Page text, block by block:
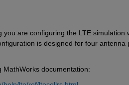
you are configuring the LTE
is designed for four
MathWorks documentation: